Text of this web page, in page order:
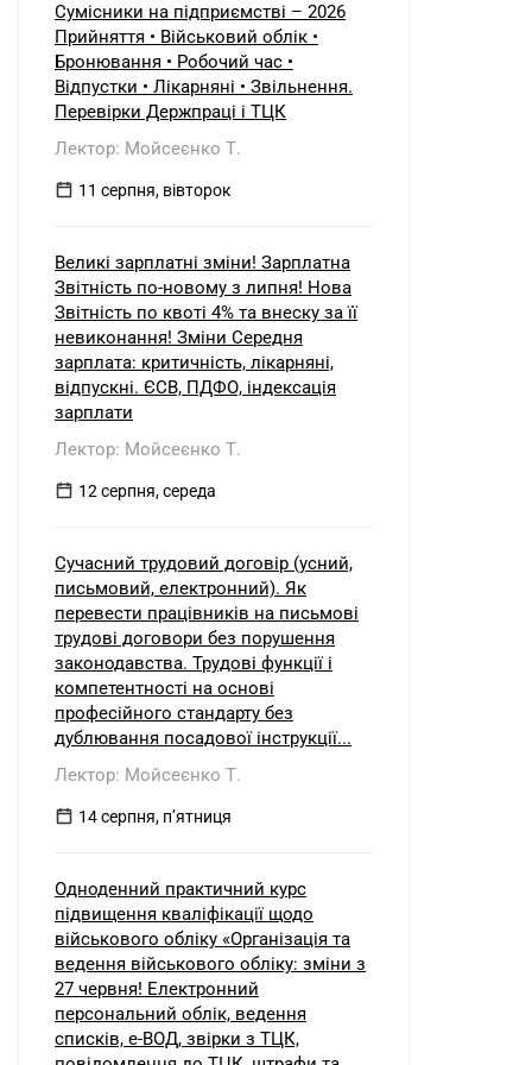
Сумісники на підприємстві – 2026
Прийняття • Військовий облік •
Бронювання • Робочий час •
Відпустки • Лікарняні • Звільнення.
Перевірки Держпраці і ТЦК
Лектор: Мойсеєнко Т.
11 серпня, вівторок
Великі зарплатні зміни! Зарплатна
Звітність по-новому з липня! Нова
Звітність по квоті 4% та внеску за її
невиконання! Зміни Середня
зарплата: критичність, лікарняні,
відпускні. ЄСВ, ПДФО, індексація
зарплати
Лектор: Мойсеєнко Т.
12 серпня, середа
Сучасний трудовий договір (усний,
письмовий, електронний). Як
перевести працівників на письмові
трудові договори без порушення
законодавства. Трудові функції і
компетентності на основі
професійного стандарту без
дублювання посадової інструкції...
Лектор: Мойсеєнко Т.
14 серпня, пʼятниця
Одноденний практичний курс
підвищення кваліфікації щодо
військового обліку «Організація та
ведення військового обліку: зміни з
27 червня! Електронний
персональний облік, ведення
списків, е-ВОД, звірки з ТЦК,